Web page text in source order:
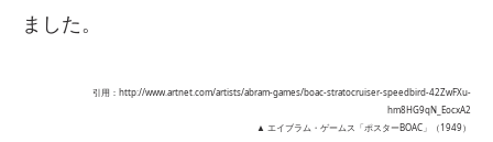
ました。
引用：http://www.artnet.com/artists/abram-games/boac-stratocruiser-speedbird-42ZwFXu-
hm8HG9qN_EocxA2
▲ エイブラム・ゲームス「ポスターBOAC」（1949）